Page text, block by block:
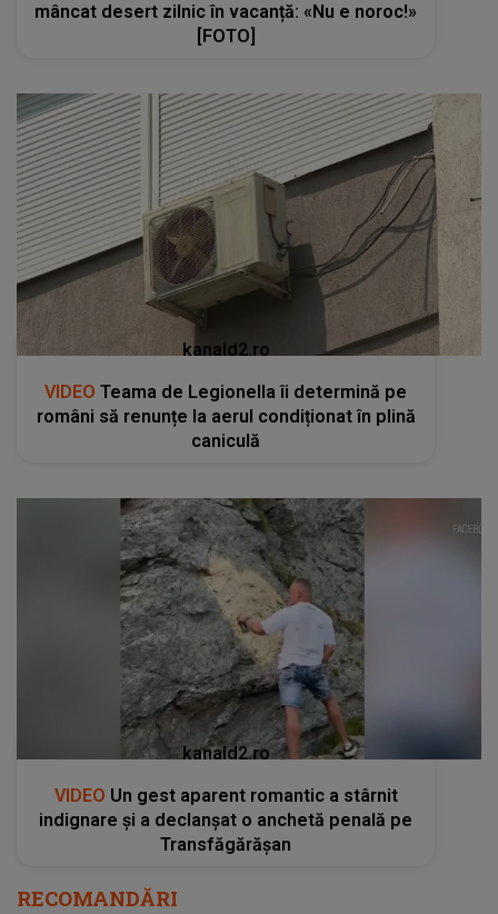
mâncat desert zilnic în vacanță: «Nu e noroc!»
[FOTO]
kanald2.ro
VIDEO Teama de Legionella îi determină pe
români să renunțe la aerul condiționat în plină
caniculă
kanald2.ro
VIDEO Un gest aparent romantic a stârnit
indignare și a declanșat o anchetă penală pe
Transfăgărășan
RECOMANDĂRI